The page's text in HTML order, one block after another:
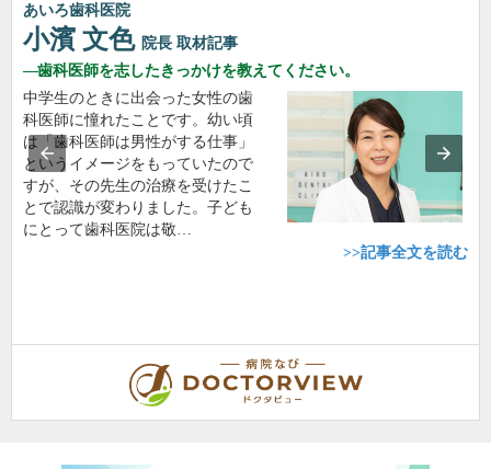
あいろ歯科医院
小濱 文色 院長 取材記事
歯科医師を志したきっかけを教えてください。
中学生のときに出会った女性の歯
科医師に憧れたことです。幼い頃
は「歯科医師は男性がする仕事」
というイメージをもっていたので
すが、その先生の治療を受けたこ
とで認識が変わりました。子ども
にとって歯科医院は敬…
>>記事全文を読む